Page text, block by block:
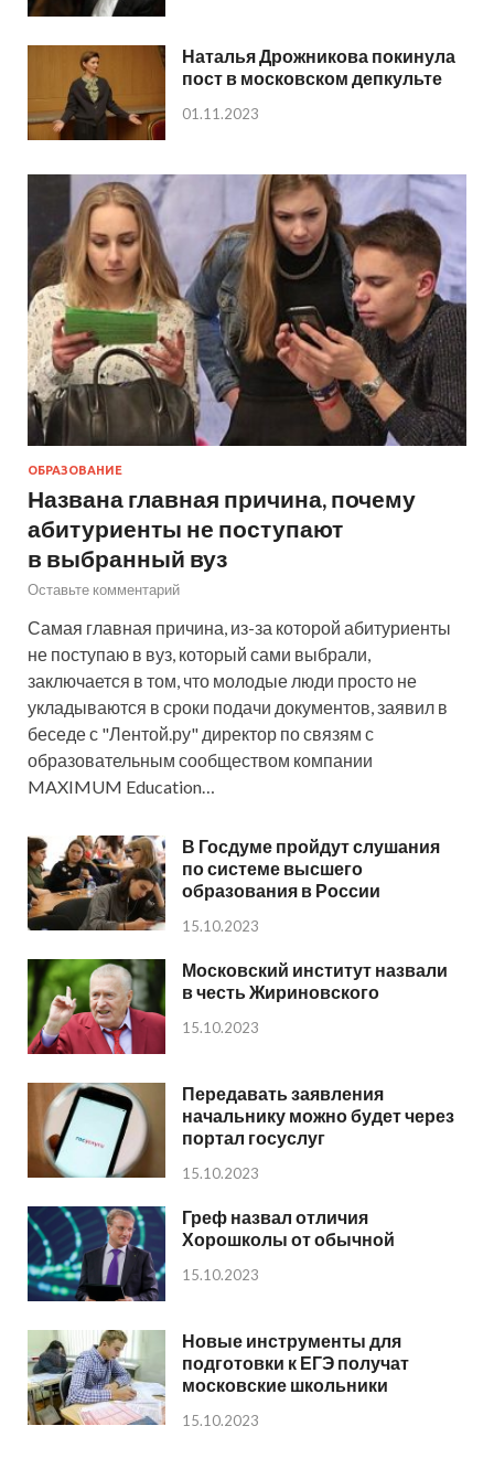
Наталья Дрожникова покинула
пост в московском депкульте
01.11.2023
ОБРАЗОВАНИЕ
Названа главная причина, почему
абитуриенты не поступают
в выбранный вуз
Оставьте комментарий
Самая главная причина, из-за которой абитуриенты
не поступаю в вуз, который сами выбрали,
заключается в том, что молодые люди просто не
укладываются в сроки подачи документов, заявил в
беседе с "Лентой.ру" директор по связям с
образовательным сообществом компании
MAXIMUM Education…
В Госдуме пройдут слушания
по системе высшего
образования в России
15.10.2023
Московский институт назвали
в честь Жириновского
15.10.2023
Передавать заявления
начальнику можно будет через
портал госуслуг
15.10.2023
Греф назвал отличия
Хорошколы от обычной
15.10.2023
Новые инструменты для
подготовки к ЕГЭ получат
московские школьники
15.10.2023